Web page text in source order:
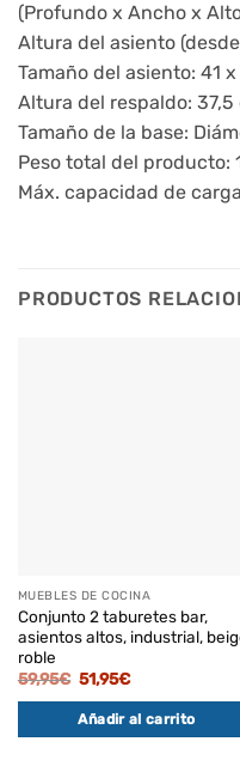
(Profundo x Ancho x
Altura del asiento
Tamaño del asiento: 41
Altura del respaldo: 37,5
Tamaño de la base:
Peso total del producto:
Máx. capacidad de
PRODUCTOS
MUEBLES DE COCINA
Conjunto 2 taburetes bar,
asientos altos, industrial,
roble
59,95€ El
original
era:
59,95€.
51,95€El
es:
51,95€.
Añadir al carrito